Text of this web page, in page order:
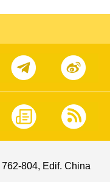
804, Edif. China